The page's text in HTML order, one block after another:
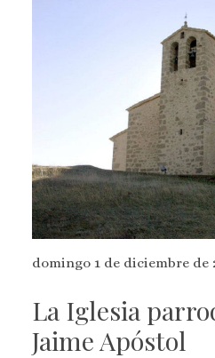
domingo 1 de diciembre de
La Iglesia
Jaime Apóstol